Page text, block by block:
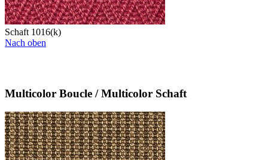
Schaft 1016(k)
Nach oben
Multicolor Boucle / Multicolor Schaft